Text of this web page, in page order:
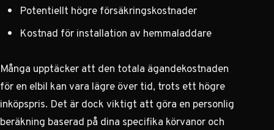
Potentiellt högre försäkringskostnader
Kostnad för installation av hemmaladdare
Många upptäcker att den totala ägandekostnaden
för en elbil kan vara lägre över tid, trots ett högre
inköpspris. Det är dock viktigt att göra en personlig
beräkning baserad på dina specifika körvanor och